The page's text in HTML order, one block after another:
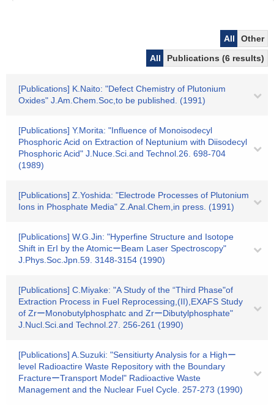
All
Other
All
Publications (6 results)
[Publications] K.Naito: "Defect Chemistry of Plutonium
Oxides" J.Am.Chem.Soc,to be published. (1991)
[Publications] Y.Morita: "Influence of Monoisodecyl
Phosphoric Acid on Extraction of Neptunium with Diisodecyl
Phosphoric Acid" J.Nuce.Sci.and Technol.26. 698-704
(1989)
[Publications] Z.Yoshida: "Electrode Processes of Plutonium
Ions in Phosphate Media" Z.Anal.Chem,in press. (1991)
[Publications] W.G.Jin: "Hyperfine Structure and Isotope
Shift in ErI by the AtomicーBeam Laser Spectroscopy"
J.Phys.Soc.Jpn.59. 3148-3154 (1990)
[Publications] C.Miyake: "A Study of the “Third Phase"of
Extraction Process in Fuel Reprocessing,(II),EXAFS Study
of ZrーMonobutylphosphatc and ZrーDibutylphosphate"
J.Nucl.Sci.and Technol.27. 256-261 (1990)
[Publications] A.Suzuki: "Sensitiurty Analysis for a Highー
level Radioactire Waste Repository with the Boundary
FractureーTransport Model" Radioactive Waste
Management and the Nuclear Fuel Cycle. 257-273 (1990)